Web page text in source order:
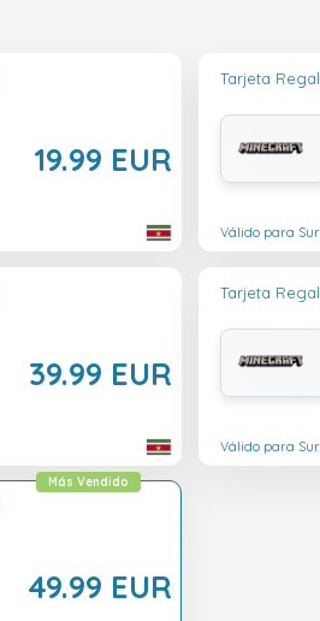
19.99 EUR
Tarjeta
Válido para
39.99 EUR
Tarjeta
Válido para
49.99 EUR
Más Vendido